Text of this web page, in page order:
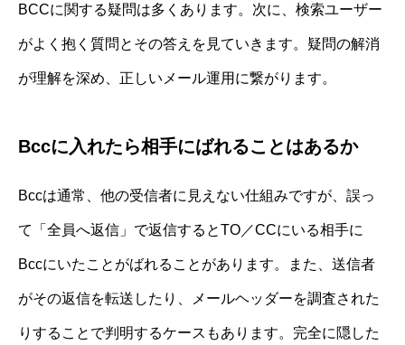
BCCに関する疑問は多くあります。次に、検索ユーザー
がよく抱く質問とその答えを見ていきます。疑問の解消
が理解を深め、正しいメール運用に繋がります。
Bccに入れたら相手にばれることはあるか
Bccは通常、他の受信者に見えない仕組みですが、誤っ
て「全員へ返信」で返信するとTO／CCにいる相手に
Bccにいたことがばれることがあります。また、送信者
がその返信を転送したり、メールヘッダーを調査された
りすることで判明するケースもあります。完全に隠した